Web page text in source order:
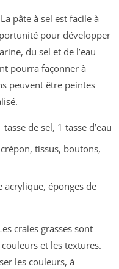
La pâte à sel est facile à
pour développer
du sel et de l’eau
pourra façonner à
peuvent être peintes
de sel, 1 tasse d’eau
tissus, boutons,
éponges de
craies grasses sont
et les textures.
les couleurs, à